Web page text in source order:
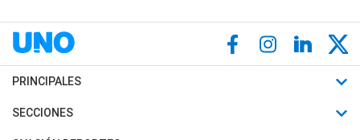
PRINCIPALES
Últimas Noticias
SECCIONES